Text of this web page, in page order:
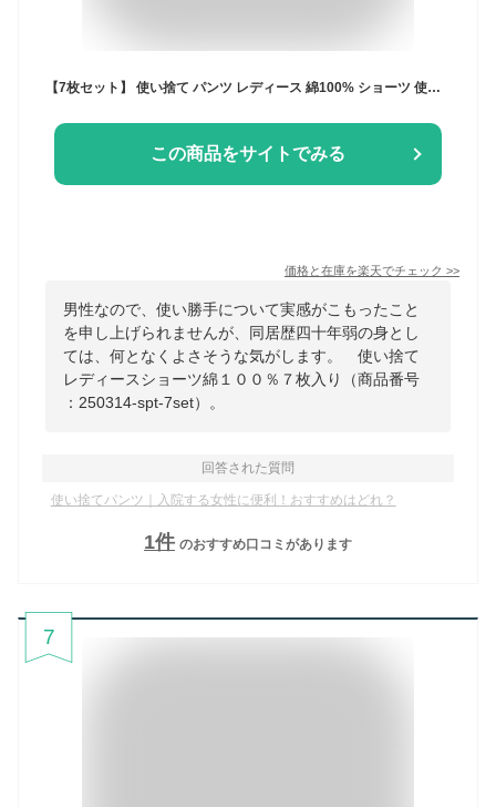
この商品をサイトでみる
価格と在庫を楽天でチェック >>
男性なので、使い勝手について実感がこもったこと
を申し上げられませんが、同居歴四十年弱の身とし
ては、何となくよさそうな気がします。 使い捨て
レディースショーツ綿１００％７枚入り（商品番号
：250314-spt-7set）。
回答された質問
使い捨てパンツ｜入院する女性に便利！おすすめはどれ？
1件 のおすすめ口コミがあります
7